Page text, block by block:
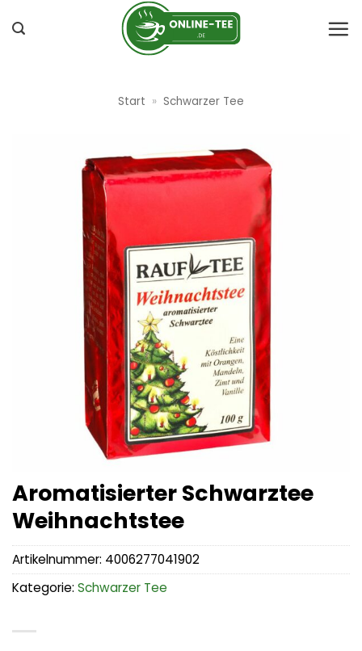
Inhalt
Start » Schwarzer Tee
Aromatisierter Schwarztee
Weihnachtstee
Artikelnummer: 4006277041902
Kategorie: Schwarzer Tee